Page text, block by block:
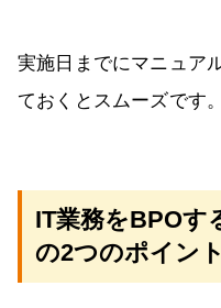
実施日までにマニュア
ておくとスムーズです。
IT業務をBPOす
の2つのポイント